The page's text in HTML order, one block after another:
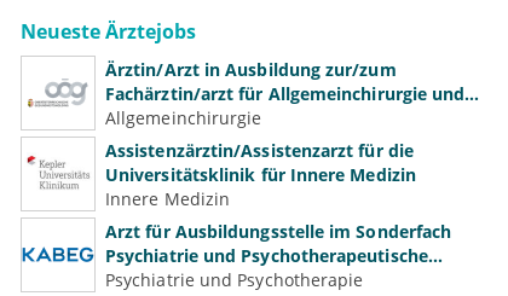
Neueste Ärztejobs
Ärztin/Arzt in Ausbildung zur/zum
Fachärztin/arzt für Allgemeinchirurgie und
Gefäßchirurgie
Allgemeinchirurgie
Assistenzärztin/Assistenzarzt für die
Universitätsklinik für Innere Medizin
Innere Medizin
Arzt für Ausbildungsstelle im Sonderfach
Psychiatrie und Psychotherapeutische
Medizin (m/w/d)
Psychiatrie und Psychotherapie